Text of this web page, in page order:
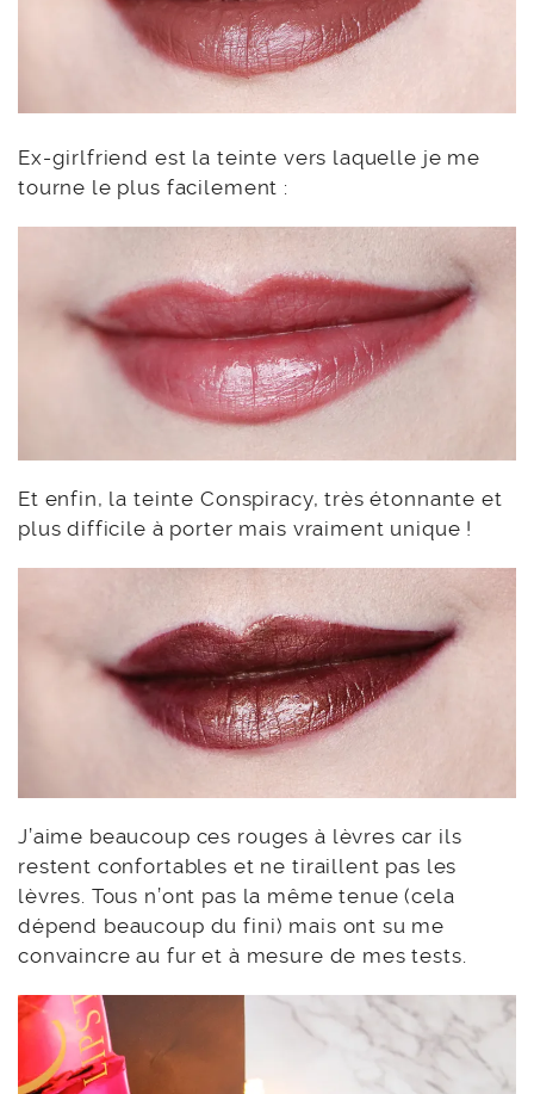
Ex-girlfriend est la teinte vers laquelle je me
tourne le plus facilement :
Et enfin, la teinte Conspiracy, très étonnante et
plus difficile à porter mais vraiment unique !
J’aime beaucoup ces rouges à lèvres car ils
restent confortables et ne tiraillent pas les
lèvres. Tous n’ont pas la même tenue (cela
dépend beaucoup du fini) mais ont su me
convaincre au fur et à mesure de mes tests.